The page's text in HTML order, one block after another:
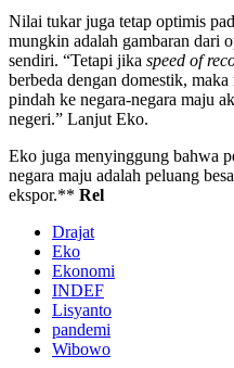
Nilai tukar juga tetap optimis
mungkin adalah gambaran dari
sendiri. “Tetapi jika speed of
berbeda dengan domestik,
pindah ke negara-negara maju
negeri.” Lanjut Eko.
Eko juga menyinggung bahwa
negara maju adalah peluang
ekspor.** Rel
Drajat
Eko
Ekonomi
INDEF
Lisyanto
pandemi
Wibowo